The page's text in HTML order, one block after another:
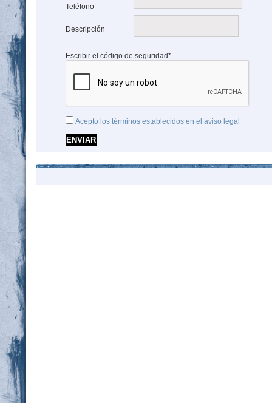
Teléfono
Descripción
Escribir el código de seguridad*
Acepto los términos establecidos en el aviso legal